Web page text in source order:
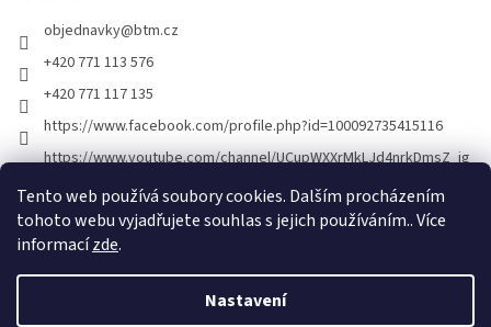
Tento web používá soubory cookies. Dalším procházením
tohoto webu vyjadřujete souhlas s jejich používáním.. Více
informacízde.
Nastavení
objednavky@btm.cz
+420 771 113 576
+420 771 117 135
https://www.facebook.com/profile.php?id=100092735415116
https://www.youtube.com/channel/UCupWXXrMkLJd4nrkDmsZ_ig
Vytvořil Shoptet